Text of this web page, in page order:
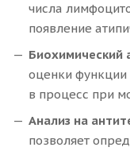
числа
появление
Биохимический
оценки функции
в процесс при
Анализ на
позволяет